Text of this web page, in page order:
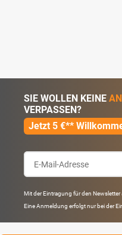
SIE WOLLEN KEINE
VERPASSEN?
Jetzt 5 €**
Mit der Eintragung für den Newsletter
Eine Anmeldung erfolgt nur bei der